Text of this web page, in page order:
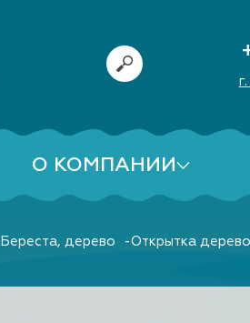
О КОМПАНИИ
Береста, дерево Открытка